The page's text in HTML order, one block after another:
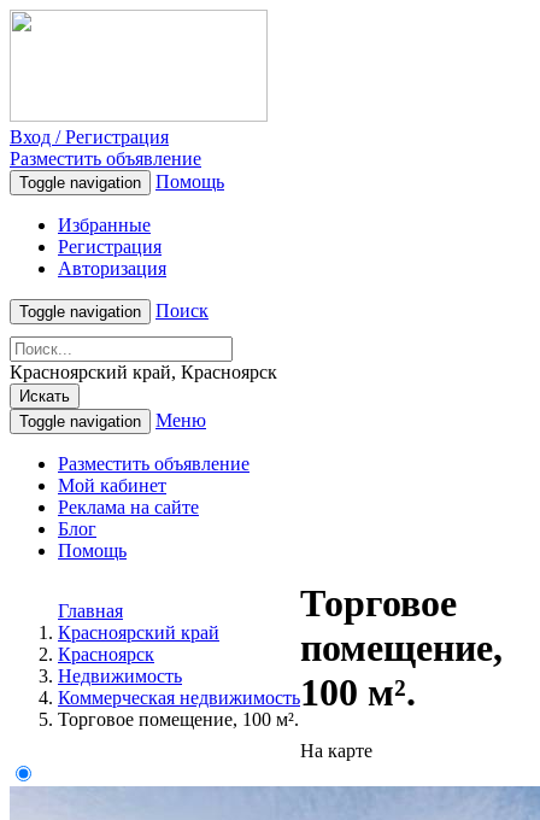
Вход / Регистрация
Разместить объявление
Toggle navigation Помощь
Избранные
Регистрация
Авторизация
Toggle navigation Поиск
Красноярский край, Красноярск
Искать
Toggle navigation
Меню
Разместить объявление
Мой кабинет
Реклама на сайте
Блог
Помощь
Главная
Красноярский край
Красноярск
Недвижимость
Коммерческая недвижимость
Торговое помещение, 100 м².
Торговое
помещение,
100 м².
На карте